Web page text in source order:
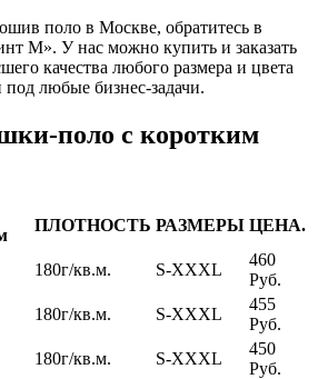
поло в Москве, обратитесь в
М». У нас можно купить и заказать
качества любого размера и цвета
любые бизнес-задачи.
поло с коротким
ПЛОТНОСТЬ РАЗМЕРЫ ЦЕНА.
180г/кв.м. S-XXXL
460
Руб.
180г/кв.м. S-XXXL
455
Руб.
180г/кв.м. S-XXXL
450
Руб.